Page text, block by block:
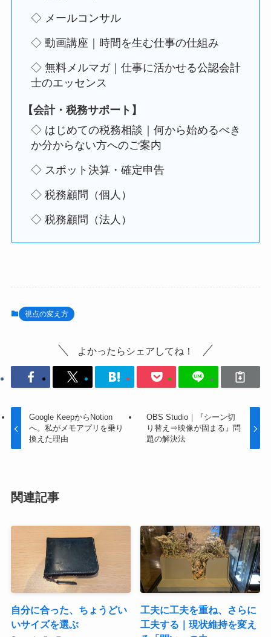
◇ メールコンサル
◇ 動画講座｜時間を生む仕事の仕組み
◇ 無料メルマガ｜仕事に活かせる公認会計
士のエッセンス
【会計・税務サポート】
◇ はじめての税務相談｜何から始めるべき
か分からない方へのご案内
◇ スポット決算・確定申告
◇ 税務顧問（個人）
◇ 税務顧問（法人）
視点の変え方
よかったらシェアしてね！
Google KeepからNotion
へ。私がメモアプリを乗り
換えた理由
OBS Studio｜『シーン切
り替え⇒映像が固まる』問
題の解決法
関連記事
自分に合った、ちょうどい
いサイズを選ぶ
工夫に工夫を重ね、さらに
工夫する｜現状維持を変え